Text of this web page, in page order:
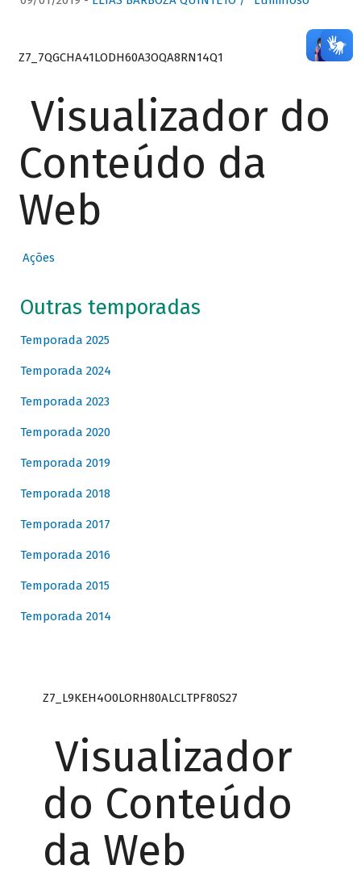
Z7_7QGCHA41LODH60A3OQA8RN14Q1
Visualizador do
Conteúdo da
Web
Ações
Outras temporadas
Temporada 2025
Temporada 2024
Temporada 2023
Temporada 2020
Temporada 2019
Temporada 2018
Temporada 2017
Temporada 2016
Temporada 2015
Temporada 2014
Z7_L9KEH4O0LORH80ALCLTPF80S27
Visualizador
do Conteúdo
da Web